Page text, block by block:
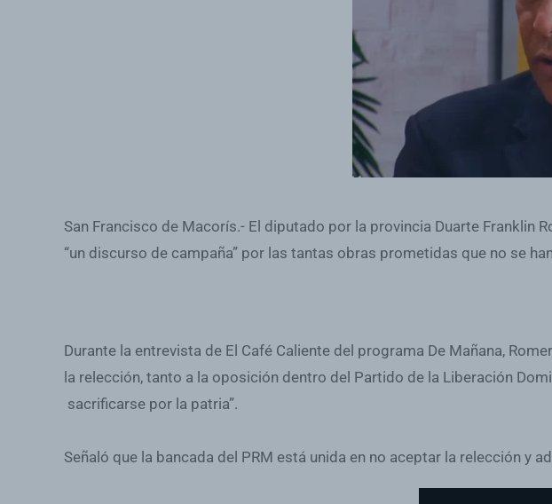
San Francisco de Macorís.- El diputado por la provincia Duarte Franklin
“un discurso de campaña” por las tantas obras prometidas que no se
Durante la entrevista de El Café Caliente del programa De Mañana,
la relección, tanto a la oposición dentro del Partido de la Liberación
sacrificarse por la patria”.
Señaló que la bancada del PRM está unida en no aceptar la relección y